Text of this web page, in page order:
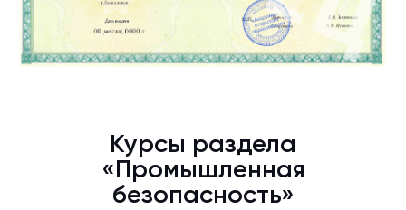
Курсы раздела
«Промышленная
безопасность»